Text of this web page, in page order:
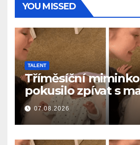
YOU MISSED
TALENT
Tříměsíční
pokusilo zpívat s
a roztavilo miliony
07.08.2026